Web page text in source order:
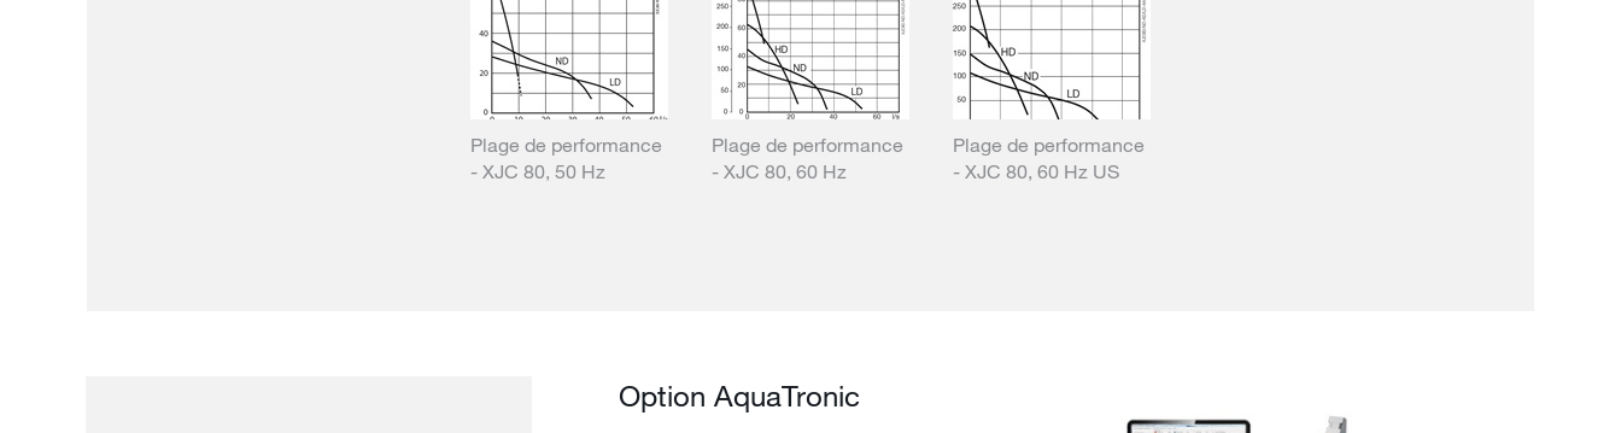
Plage de performance
- XJC 80, 50 Hz
Plage de performance
- XJC 80, 60 Hz
Plage de performance
- XJC 80, 60 Hz US
Option AquaTronic